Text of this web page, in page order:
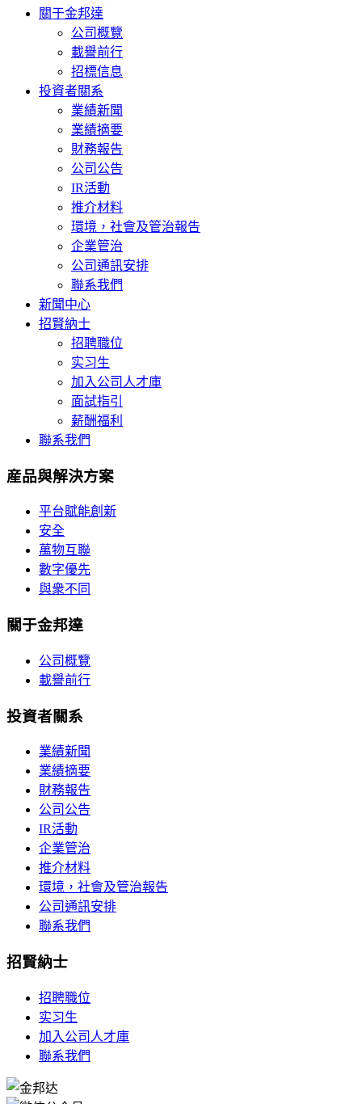
關于金邦達
公司概覽
載譽前行
招標信息
投資者關系
業績新聞
業績摘要
財務報告
公司公告
IR活動
推介材料
環境，社會及管治報告
企業管治
公司通訊安排
聯系我們
新聞中心
招賢納士
招聘職位
实习生
加入公司人才庫
面試指引
薪酬福利
聯系我們
産品與解決方案
平台賦能創新
安全
萬物互聯
數字優先
與衆不同
關于金邦達
公司概覽
載譽前行
投資者關系
業績新聞
業績摘要
財務報告
公司公告
IR活動
企業管治
推介材料
環境，社會及管治報告
公司通訊安排
聯系我們
招賢納士
招聘職位
实习生
加入公司人才庫
聯系我們